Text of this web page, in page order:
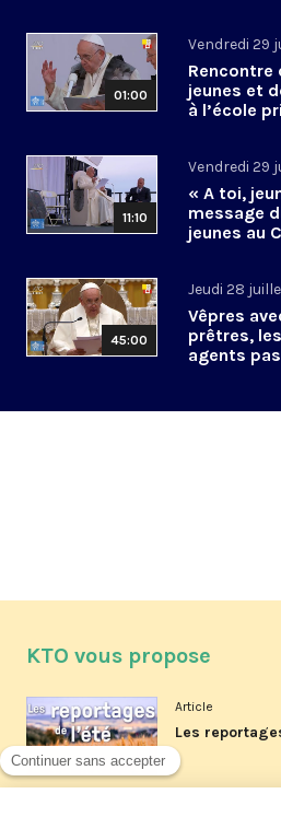
01:00
Vendredi 29
Rencontre
jeunes et
à l’école
11:10
Vendredi 29
« A toi,
message
jeunes au
45:00
Jeudi 28
Vêpres
prêtres,
agents
province
KTO vous propose
Article
Les